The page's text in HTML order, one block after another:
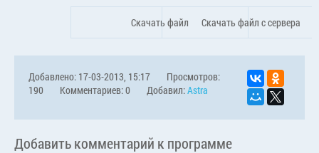
Скачать файл Скачать файл с сервера
Добавлено: 17-03-2013, 15:17
Просмотров:
190
Комментариев: 0 Добавил:Astra
Добавить комментарий к программе